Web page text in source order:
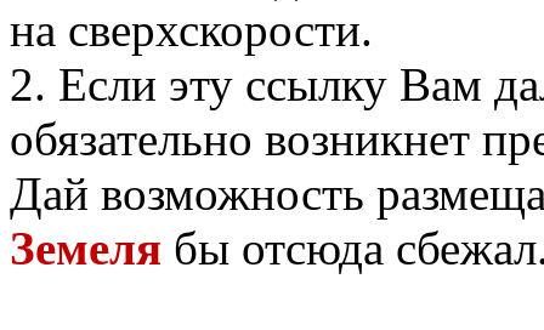
на сверхскорости.
2. Если эту ссылку Вам
обязательно возникнет
Дай возможность
Земеля бы отсюда